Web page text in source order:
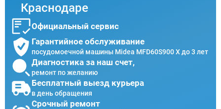
Краснодаре
Официальный сервис
Гарантийное обслуживание
посудомоечной машины Midea MFD60S900 X до 3 лет
Диагностика за наш счет,
ремонт по желанию
Бесплатный выезд курьера
в день обращения
Срочный ремонт